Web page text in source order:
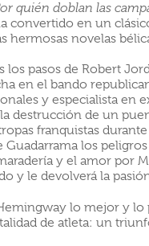
quién doblan las
convertido en un
hermosas novelas
los pasos de Robert
en el bando
y especialista en
destrucción de un
franquistas durante
Guadarrama los
y el amor por
y le devolverá la
lo mejor y lo
de atleta: un